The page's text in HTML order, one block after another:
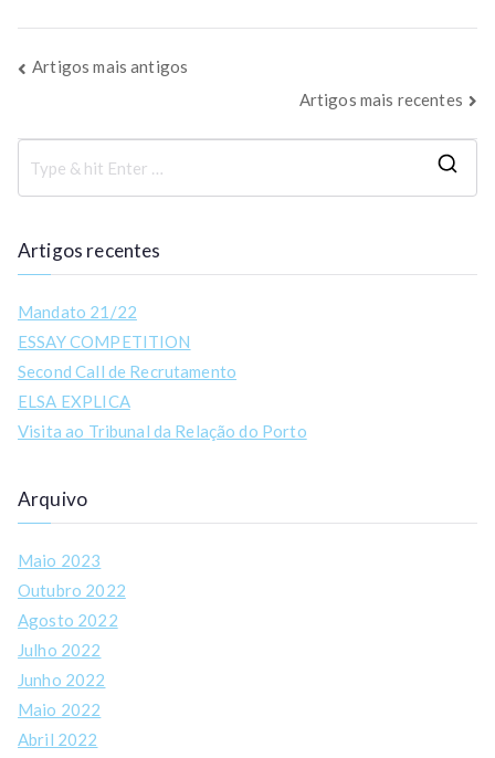
Artigos mais antigos
Artigos mais recentes
Artigos recentes
Mandato 21/22
ESSAY COMPETITION
Second Call de Recrutamento
ELSA EXPLICA
Visita ao Tribunal da Relação do Porto
Arquivo
Maio 2023
Outubro 2022
Agosto 2022
Julho 2022
Junho 2022
Maio 2022
Abril 2022